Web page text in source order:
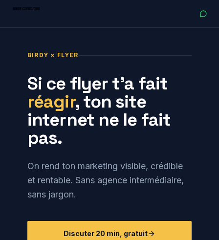
BIRDY × FLYER
Si ce flyer t'a fait
réagir, ton site
internet ne le fait
pas.
On rend ton marketing visible, crédible
et rentable. Sans agence intermédiaire,
sans jargon.
Discuter 20 min, gratuit